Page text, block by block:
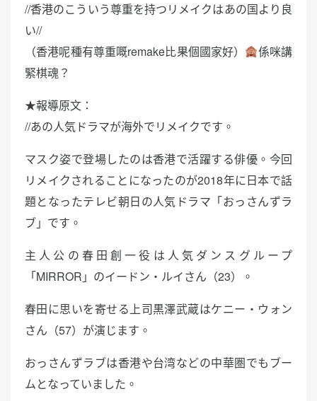
//香港のこういう尊重を持つリメイクはあの国より良
い//
（香港呢種有尊重嘅remake比果個國家好）
係咪講
緊棋魂？
★報導原文：
//あの人気ドラマが海外でリメイクです。
マスク姿で登場したのは香港で活躍する俳優。今回
リメイクされることになったのが2018年に日本で話
題となったテレビ朝日の人気ドラマ「おっさんずラ
ブ」です。
主人公の春田創一役は人気ダンスグループ
「MIRROR」のイードン・ルイさん（23）。
春田に思いを寄せる上司黒澤武蔵はケニー・ウォン
さん（57）が演じます。
おっさんずラブは香港や台湾などの中華圏でもブー
ムとなっていました。